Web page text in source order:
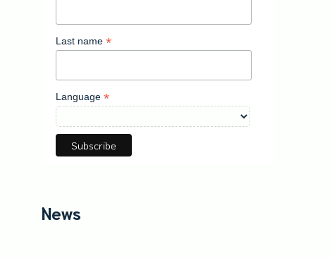
Last name *
Language *
News